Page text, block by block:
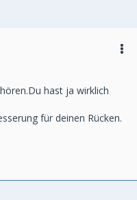
hast ja wirklich
für deinen Rücken.